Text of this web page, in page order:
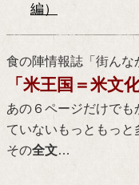
編）
食の陣情報誌「街んな
「米王国＝米
あの６ページだけで
ていないもっともっと
その全文…